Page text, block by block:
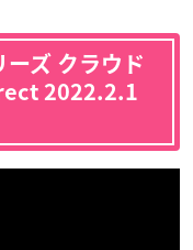
ーズ クラウド
2022.2.1